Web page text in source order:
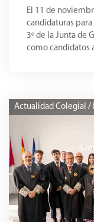
El 11 de
candidaturas
3º de la Junta de
como candidatos
Actualidad Colegial /